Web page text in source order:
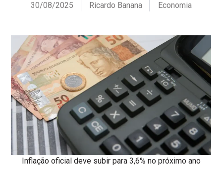
30/08/2025 Ricardo Banana Economia
Inflação oficial deve subir para 3,6% no próximo ano